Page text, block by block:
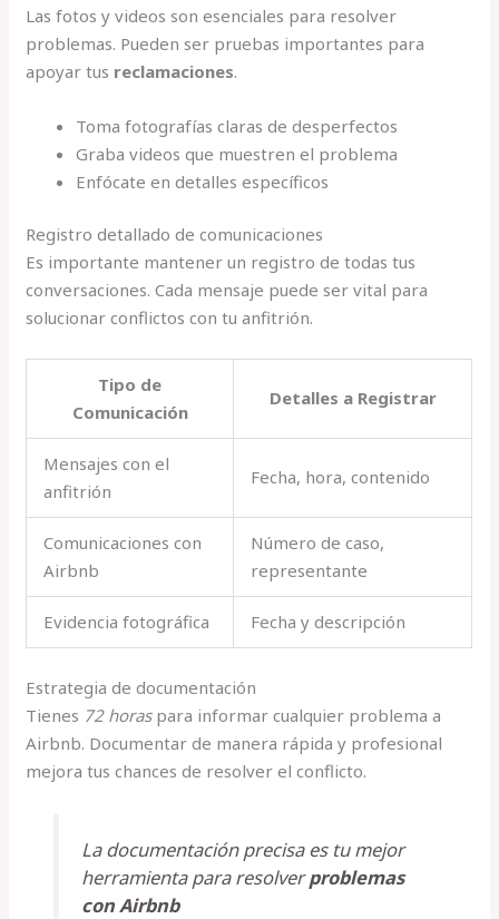
Las fotos y videos son esenciales para resolver
problemas. Pueden ser pruebas importantes para
apoyar tus reclamaciones.
Toma fotografías claras de desperfectos
Graba videos que muestren el problema
Enfócate en detalles específicos
Registro detallado de comunicaciones
Es importante mantener un registro de todas tus
conversaciones. Cada mensaje puede ser vital para
solucionar conflictos con tu anfitrión.
Tipo de
Comunicación
Detalles a Registrar
Mensajes con el
anfitrión
Fecha, hora, contenido
Comunicaciones con
Airbnb
Número de caso,
representante
Evidencia fotográfica Fecha y descripción
Estrategia de documentación
Tienes 72 horaspara informar cualquier problema a
Airbnb. Documentar de manera rápida y profesional
mejora tus chances de resolver el conflicto.
La documentación precisa es tu mejor
herramienta para resolverproblemas
con Airbnb